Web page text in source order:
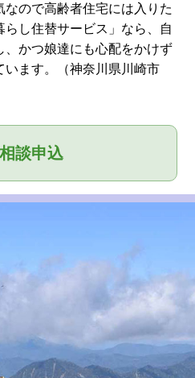
ので高齢者住宅には入りた
らし住替サービス」なら、自
かつ娘達にも心配をかけず
います。（神奈川県川崎市
談申込